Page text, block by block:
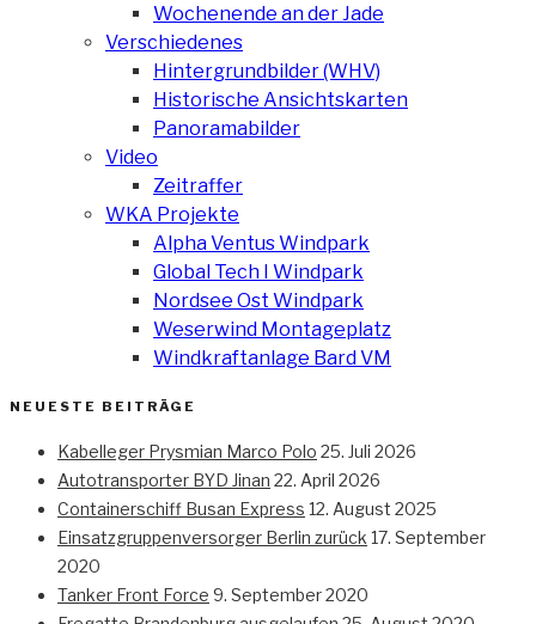
Wochenende an der Jade
Verschiedenes
Hintergrundbilder (WHV)
Historische Ansichtskarten
Panoramabilder
Video
Zeitraffer
WKA Projekte
Alpha Ventus Windpark
Global Tech I Windpark
Nordsee Ost Windpark
Weserwind Montageplatz
Windkraftanlage Bard VM
NEUESTE BEITRÄGE
Kabelleger Prysmian Marco Polo 25. Juli 2026
Autotransporter BYD Jinan 22. April 2026
Containerschiff Busan Express 12. August 2025
Einsatzgruppenversorger Berlin zurück 17. September
2020
Tanker Front Force 9. September 2020